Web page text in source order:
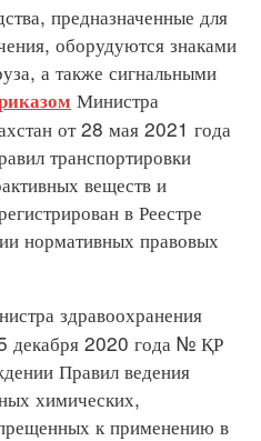
предназначенные для
оборудуются знаками
а также сигнальными
Министра
от 28 мая 2021 года
транспортировки
веществ и
в Реестре
нормативных правовых
здравоохранения
декабря 2020 года № ҚР
Правил ведения
химических,
к применению в